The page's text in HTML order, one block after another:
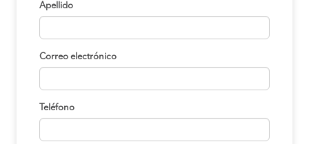
Apellido
Correo electrónico
Teléfono